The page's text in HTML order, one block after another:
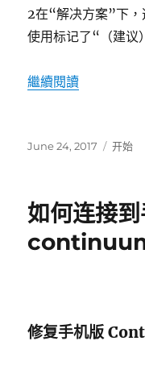
2在“解决方案”下
使用标记了“（建议
繼續閱讀“如何在
發
June 24, 2017
標
开始
如何连接
修复手机版